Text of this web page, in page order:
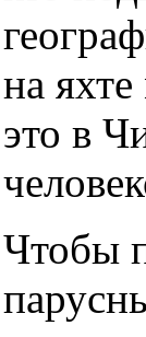
на
это в
Чтобы